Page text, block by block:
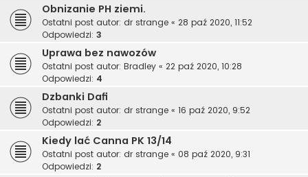
Obnizanie PH ziemi.
Ostatni post autor: dr strange « 28 paź 2020, 11:52
Odpowiedzi: 3
Uprawa bez nawozów
Ostatni post autor: Bradley « 22 paź 2020, 10:28
Odpowiedzi: 4
Dzbanki Dafi
Ostatni post autor: dr strange « 16 paź 2020, 9:52
Odpowiedzi: 2
Kiedy lać Canna PK 13/14
Ostatni post autor: dr strange « 08 paź 2020, 9:31
Odpowiedzi: 2